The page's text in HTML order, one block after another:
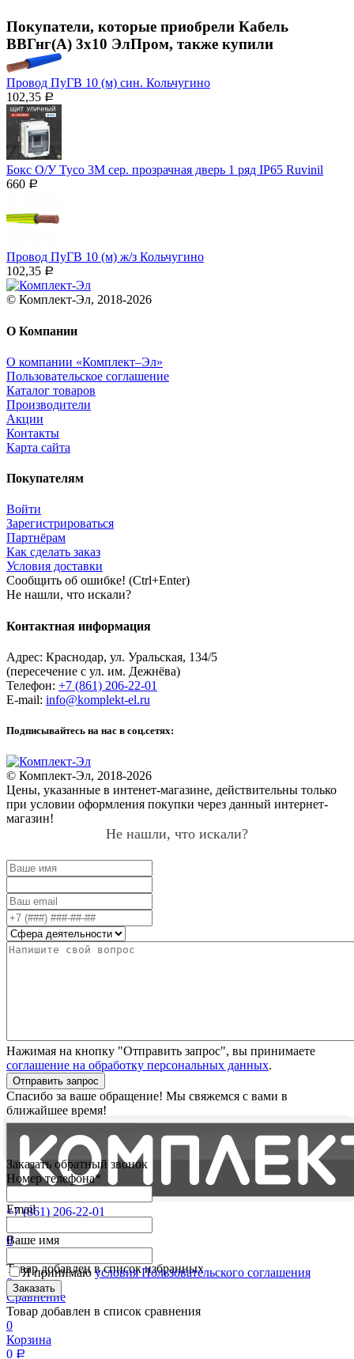
Покупатели, которые приобрели Кабель
ВВГнг(А) 3х10 ЭлПром, также купили
Провод ПуГВ 10 (м) син. Кольчугино
102,35 Р
Бокс О/У Тусо 3М сер. прозрачная дверь 1 ряд IP65 Ruvinil
660 Р
Провод ПуГВ 10 (м) ж/з Кольчугино
102,35 Р
© Комплект-Эл, 2018-2026
О Компании
О компании «Комплект–Эл»
Пользовательское соглашение
Каталог товаров
Производители
Акции
Контакты
Карта сайта
Покупателям
Войти
Зарегистрироваться
Партнёрам
Как сделать заказ
Условия доставки
Сообщить об ошибке! (Ctrl+Enter)
Не нашли, что искали?
Контактная информация
Адрес: Краснодар, ул. Уральская, 134/5
(пересечение с ул. им. Дежнёва)
Телефон: +7 (861) 206-22-01
E-mail: info@komplekt-el.ru
Подписывайтесь на нас в соц.сетях:
© Комплект-Эл, 2018-2026
Цены, указанные в интенет-магазине, действительны только
при условии оформления покупки через данный интернет-
магазин!
Не нашли, что искали?
Нажимая на кнопку "Отправить запрос", вы принимаете
соглашение на обработку персональных данных.
Отправить запрос
Спасибо за ваше обращение! Мы свяжемся с вами в
ближайшее время!
+7 (861) 206-22-01
0
Товар добавлен в список избранных
0
Сравнение
Товар добавлен в список сравнения
0
Корзина
0 Р
Заказать обратный звонок
Номер телефона*
Email
Ваше имя
Я принимаюусловия Пользовательского соглашения